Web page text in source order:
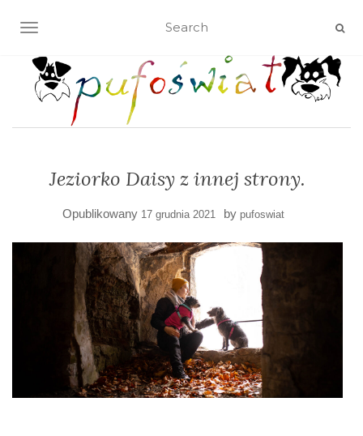
TOGGLE NAVIGATION
Jeziorko Daisy z innej strony.
Opublikowany 17 grudnia 2021 by pufoswiat